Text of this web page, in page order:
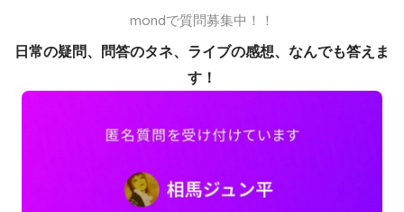
mondで質問募集中！！
日常の疑問、問答のタネ、ライブの感想、なんでも答えま
す！